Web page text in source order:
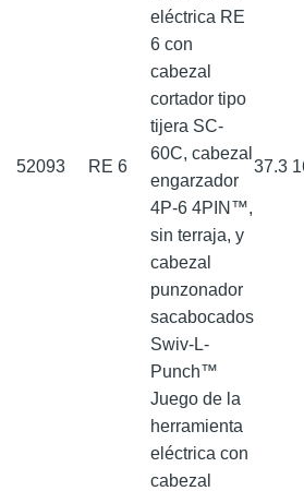
52093 RE 6
eléctrica RE
6 con
cabezal
cortador tipo
tijera SC-
60C, cabezal
engarzador
4P-6 4PIN™,
sin terraja, y
cabezal
punzonador
sacabocados
Swiv-L-
Punch™
37.3
Juego de la
herramienta
eléctrica con
cabezal